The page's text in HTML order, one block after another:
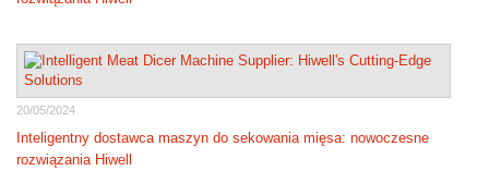
20/05/2024
Inteligentny dostawca maszyn do sekowania mięsa: nowoczesne
rozwiązania Hiwell